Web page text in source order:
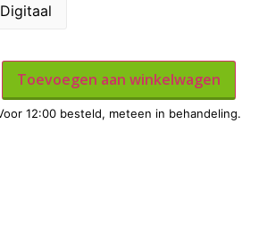
Digitaal
Toevoegen aan winkelwagen